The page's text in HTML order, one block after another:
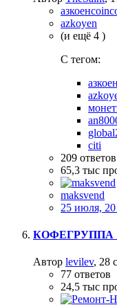
azkoyen
(и ещё 4 )
C тегом:
citi
209 ответов
65,3 тыс
maksvend
25 июля,
КОФЕГРУППА
Автор levilev, 28
77 ответов
24,5 тыс